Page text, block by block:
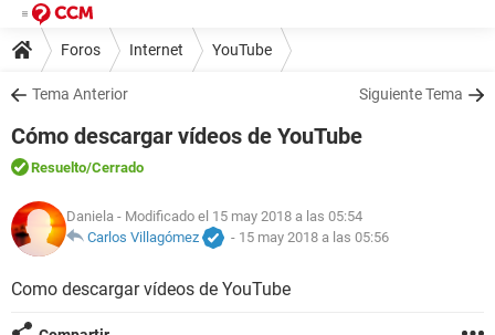
Foros Internet YouTube
Tema Anterior Siguiente Tema
Cómo descargar vídeos de YouTube
Resuelto/Cerrado
Daniela - Modificado el 15 may 2018 a las 05:54
Carlos Villagómez
- 15 may 2018 a las 05:56
Como descargar vídeos de YouTube